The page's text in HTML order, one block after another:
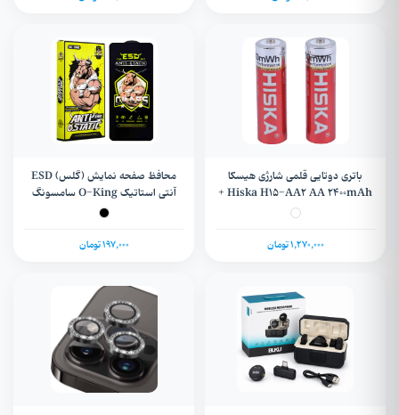
باتری دوتایی قلمی شارژی هیسکا
Hiska H15-AA2 AA 2400mAh +
گارانتی
1,270,000 تومان
محافظ صفحه نمایش (گلس) ESD
آنتی استاتیک O-King سامسونگ
Galaxy S20Fe / S20Life/ A52/
/ Note 10s / Note 11 4G / Poco
197,000 تومان